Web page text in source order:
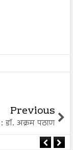
Previous
: डॉ. अक्रम पठाण